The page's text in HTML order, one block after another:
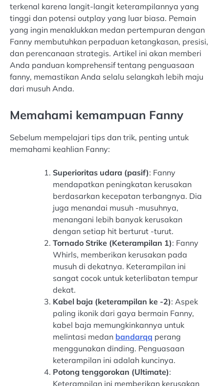
terkenal karena langit-langit keterampilannya yang
tinggi dan potensi outplay yang luar biasa. Pemain
yang ingin menaklukkan medan pertempuran dengan
Fanny membutuhkan perpaduan ketangkasan, presisi,
dan perencanaan strategis. Artikel ini akan memberi
Anda panduan komprehensif tentang penguasaan
fanny, memastikan Anda selalu selangkah lebih maju
dari musuh Anda.
Memahami kemampuan Fanny
Sebelum mempelajari tips dan trik, penting untuk
memahami keahlian Fanny:
Superioritas udara (pasif): Fanny
mendapatkan peningkatan kerusakan
berdasarkan kecepatan terbangnya. Dia
juga menandai musuh -musuhnya,
menangani lebih banyak kerusakan
dengan setiap hit berturut -turut.
Tornado Strike (Keterampilan 1): Fanny
Whirls, memberikan kerusakan pada
musuh di dekatnya. Keterampilan ini
sangat cocok untuk keterlibatan tempur
dekat.
Kabel baja (keterampilan ke -2): Aspek
paling ikonik dari gaya bermain Fanny,
kabel baja memungkinkannya untuk
melintasi medan bandarqq perang
menggunakan dinding. Penguasaan
keterampilan ini adalah kuncinya.
Potong tenggorokan (Ultimate):
Keterampilan ini memberikan kerusakan